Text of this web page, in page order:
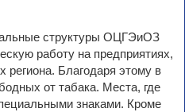
структуры ОЦГЭиОЗ
работу на предприятиях,
региона. Благодаря этому в
от табака. Места, где
знаками. Кроме